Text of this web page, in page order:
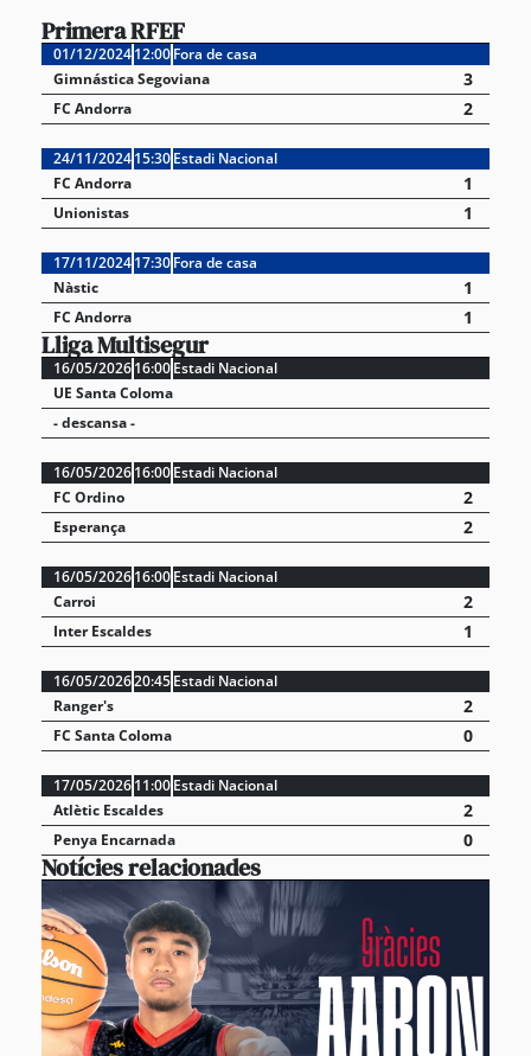
Primera RFEF
01/12/202412:00Fora de casa
Gimnástica Segoviana
3
FC Andorra 2
24/11/202415:30Estadi Nacional
FC Andorra
1
Unionistas 1
17/11/202417:30Fora de casa
Nàstic
1
FC Andorra 1
Lliga Multisegur
16/05/202616:00Estadi Nacional
UE Santa Coloma
- descansa -
16/05/202616:00Estadi Nacional
FC Ordino
2
Esperança 2
16/05/202616:00Estadi Nacional
Carroi
2
Inter Escaldes 1
16/05/202620:45Estadi Nacional
Ranger's
2
FC Santa Coloma 0
17/05/202611:00Estadi Nacional
Atlètic Escaldes
2
Penya Encarnada 0
Notícies relacionades